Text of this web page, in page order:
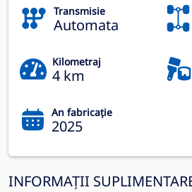
Transmisie
Automata
Kilometraj
4 km
An fabricație
2025
INFORMAȚII